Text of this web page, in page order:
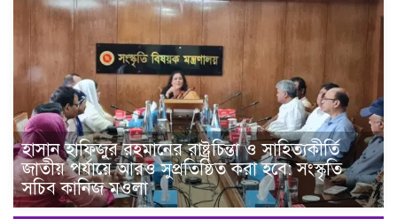
হাসান হাফিজুর রহমানের রাষ্ট্রচিন্তা ও সাহিত্যকীর্তি
জাতীয় পর্যায়ে আরও সুপ্রতিষ্ঠিত করা হবে: সংস্কৃতি
সচিব কানিজ মওলা